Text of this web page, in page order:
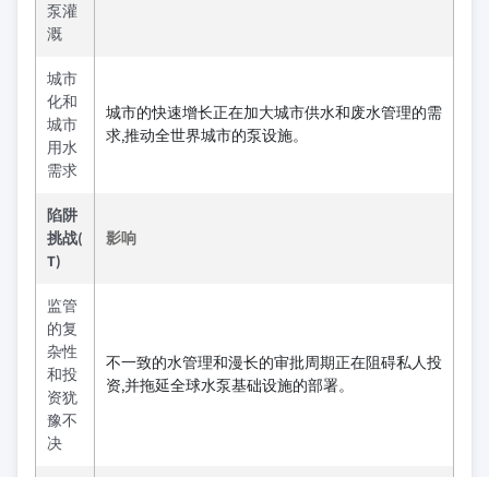
泵灌
溉
城市
化和
城市
用水
需求
城市的快速增长正在加大城市供水和废水管理的需
求,推动全世界城市的泵设施。
陷阱
挑战(
T)
影响
监管
的复
杂性
和投
资犹
豫不
决
不一致的水管理和漫长的审批周期正在阻碍私人投
资,并拖延全球水泵基础设施的部署。